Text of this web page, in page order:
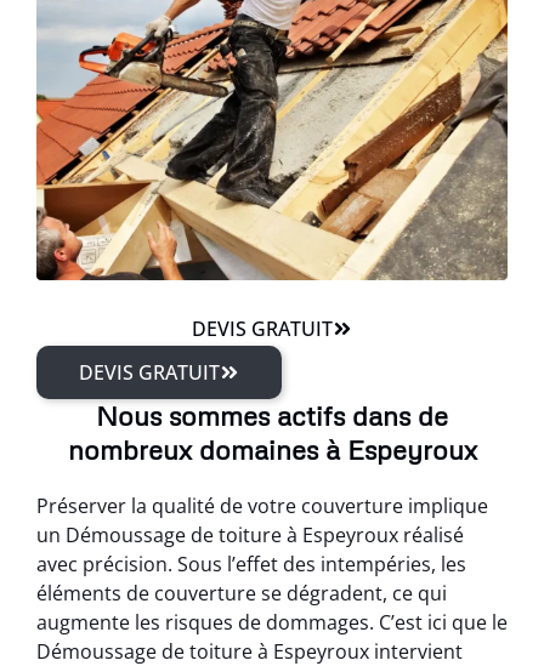
DEVIS GRATUIT
DEVIS GRATUIT
Nous sommes actifs dans de
nombreux domaines à Espeyroux
Préserver la qualité de votre couverture implique
un Démoussage de toiture à Espeyroux réalisé
avec précision. Sous l’effet des intempéries, les
éléments de couverture se dégradent, ce qui
augmente les risques de dommages. C’est ici que le
Démoussage de toiture à Espeyroux intervient